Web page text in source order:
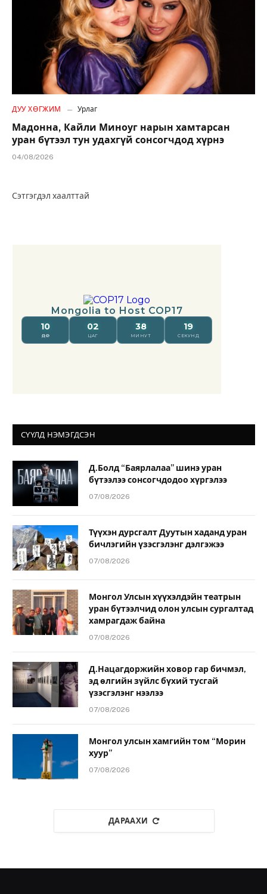
ДУУ ХӨГЖИМ Урлаг
Мадонна, Кайли Миноуг нарын хамтарсан
уран бүтээл тун удахгүй сонсогчдод хүрнэ
04/08/2026
Сэтгэгдэл хаалттай
СҮҮЛД НЭМЭГДСЭН
Д.Болд “Баярлалаа” шинэ уран
бүтээлээ сонсогчдодоо хүргэлээ
07/08/2026
Түүхэн дурсгалт Дуутын хаданд уран
бичлэгийн үзэсгэлэнг дэлгэжээ
07/08/2026
Монгол Улсын хүүхэлдэйн театрын
уран бүтээлчид олон улсын сургалтад
хамрагдаж байна
07/08/2026
Д.Нацагдоржийн ховор гар бичмэл,
эд өлгийн зүйлс бүхий тусгай
үзэсгэлэнг нээлээ
07/08/2026
Монгол улсын хамгийн том “Морин
хуур”
07/08/2026
ДАРААХИ